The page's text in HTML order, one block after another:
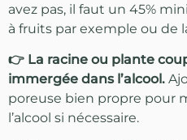
avez pas, il faut un 45%
à fruits par exemple ou de
👉 La racine ou plante
immergée dans l’alcool.
poreuse bien propre pour
l’alcool si nécessaire.